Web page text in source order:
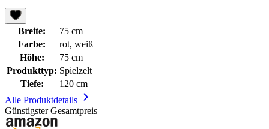
Breite:
75 cm
Farbe:
rot, weiß
Höhe:
75 cm
Produkttyp: Spielzelt
Tiefe:
120 cm
Alle Produktdetails
Günstigster Gesamtpreis